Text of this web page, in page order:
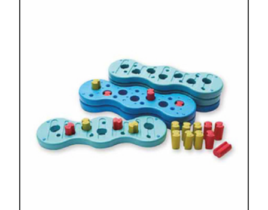
Kampfsport
Klettern
Leichtathletik
Objekteinrichtungen